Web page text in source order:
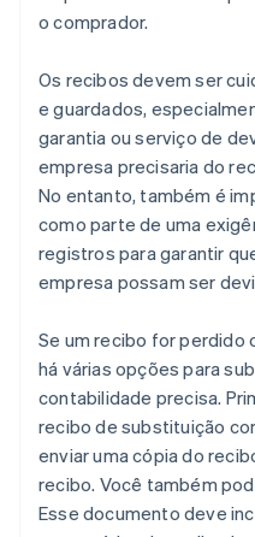
o comprador.
Os recibos devem ser
e guardados,
garantia ou serviço de
empresa precisaria do
No entanto, também é
como parte de uma
registros para garantir
empresa possam ser
Se um recibo for perdido
há várias opções para
contabilidade precisa.
recibo de substituição
enviar uma cópia do
recibo. Você também
Esse documento deve